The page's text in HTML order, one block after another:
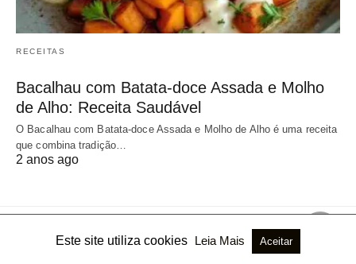
RECEITAS
Bacalhau com Batata-doce Assada e Molho
de Alho: Receita Saudável
O Bacalhau com Batata-doce Assada e Molho de Alho é uma receita
que combina tradição…
2 anos ago
Todos os direitos reservados Ver versão não AMP
Este site utiliza cookies Leia Mais Aceitar